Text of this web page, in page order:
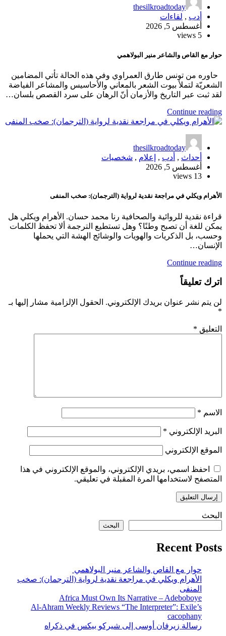
thesilkroadtoday
أدب , لقاءات
أغسطس 5, 2026
5 views
حوار مع القاص والشاعر منير البولاهمي
حاوره من تونس طارق العمراوي وفي هذه الحالة تأتي المضامين
الشعريّة لتملأ بيوت الشعر بالمعاني والأحاسيس والمشاعر الفياضة
لقد ثبت عبر التاريخ والأزمان أنّ الرهان على سرد القصص بلسان…
Continue reading
thesilkroadtoday
أحداث , أدب , إعلام , شخصيات
أغسطس 5, 2026
13 views
الأهرام ويكلي في مراجعة نقدية لرواية (الترجمان): صخب المنفى
قراءة نقدية للروائية والصحافية رنا محمد حسان. الأهرام ويكلي هل
يمكن للغة أن تصبح وطنًا؟ وهل تستطيع الترجمة ألا تحفظ الكلمات
وحسب، بل الذكريات والهويات والوشائج الهشة التي يحملها
الإنسان…
Continue reading
اترك تعليقاً
لن يتم نشر عنوان بريدك الإلكتروني. الحقول الإلزامية مشار إليها بـ
*
التعليق *
الاسم *
البريد الإلكتروني *
الموقع الإلكتروني
احفظ اسمي، بريدي الإلكتروني، والموقع الإلكتروني في هذا
المتصفح لاستخدامها المرة المقبلة في تعليقي.
البحث
البحث
Recent Posts
حوار مع القاص والشاعر منير البولاهمي
الأهرام ويكلي في مراجعة نقدية لرواية (الترجمان): صخب
المنفى
Africa Must Own Its Narrative – Adeboboye
Al-Ahram Weekly Reviews “The Interpreter”: Exile’s
cacophany
رسالة زيرفان أوسى إلى شيركو بيكس في ذكراه